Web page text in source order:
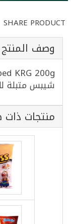
SHARE PRODUCT
وصف المنتج
شيبس متبلة
منتجات ذات